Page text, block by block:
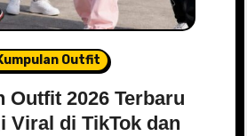
Outfit
Outfit 2026 Terbaru
Viral di TikTok dan